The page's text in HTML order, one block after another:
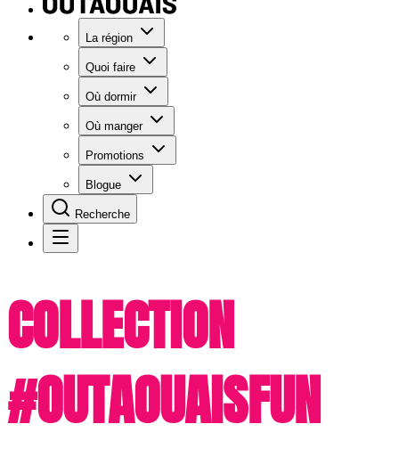
La région
Quoi faire
Où dormir
Où manger
Promotions
Blogue
Recherche
COLLECTION
#OUTAOUAISFUN